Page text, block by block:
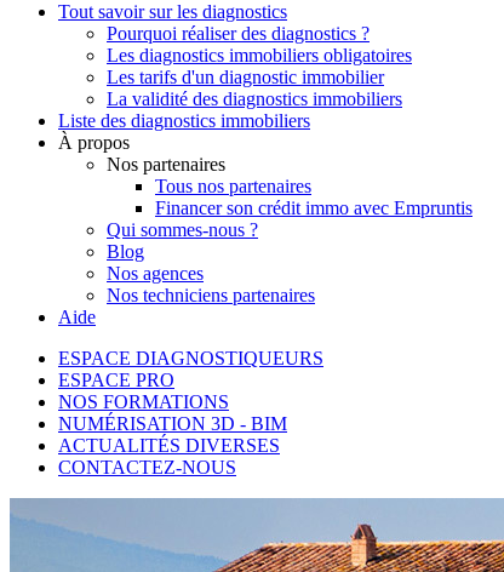
Tout savoir sur les diagnostics
Pourquoi réaliser des diagnostics ?
Les diagnostics immobiliers obligatoires
Les tarifs d'un diagnostic immobilier
La validité des diagnostics immobiliers
Liste des diagnostics immobiliers
À propos
Nos partenaires
Tous nos partenaires
Financer son crédit immo avec Empruntis
Qui sommes-nous ?
Blog
Nos agences
Nos techniciens partenaires
Aide
ESPACE DIAGNOSTIQUEURS
ESPACE PRO
NOS FORMATIONS
NUMÉRISATION 3D - BIM
ACTUALITÉS DIVERSES
CONTACTEZ-NOUS